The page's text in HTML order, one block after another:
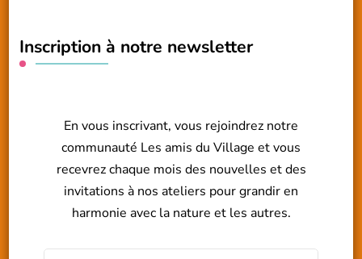
Inscription à notre newsletter
En vous inscrivant, vous rejoindrez notre
communauté Les amis du Village et vous
recevrez chaque mois des nouvelles et des
invitations à nos ateliers pour grandir en
harmonie avec la nature et les autres.